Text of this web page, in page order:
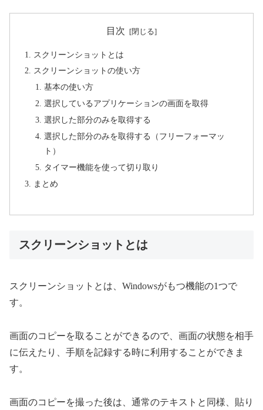
目次
スクリーンショットとは
スクリーンショットの使い方
基本の使い方
選択しているアプリケーションの画面を取得
選択した部分のみを取得する
選択した部分のみを取得する（フリーフォーマッ
ト）
タイマー機能を使って切り取り
まとめ
スクリーンショットとは
スクリーンショットとは、Windowsがもつ機能の1つで
す。
画面のコピーを取ることができるので、画面の状態を相手
に伝えたり、手順を記録する時に利用することができま
す。
画面のコピーを撮った後は、通常のテキストと同様、貼り